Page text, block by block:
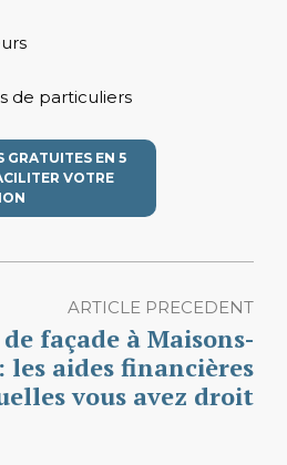
de particuliers
GRATUITES EN 5
VOTRE
ARTICLE PRECEDENT
façade à Maisons-
aides financières
vous avez droit